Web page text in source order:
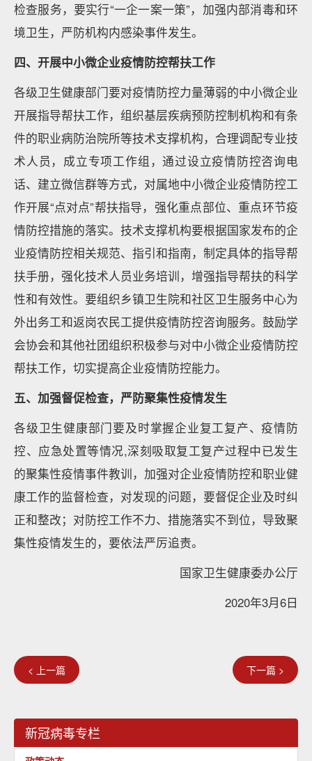
检查服务，要实行“一企一案一策”，加强内部消毒和环
境卫生，严防机构内感染事件发生。
四、开展中小微企业疫情防控帮扶工作
各级卫生健康部门要对疫情防控力量薄弱的中小微企业
开展指导帮扶工作，组织基层疾病预防控制机构和有条
件的职业病防治院所等技术支撑机构，合理调配专业技
术人员，成立专项工作组，通过设立疫情防控咨询电
话、建立微信群等方式，对属地中小微企业疫情防控工
作开展“点对点”帮扶指导，强化重点部位、重点环节疫
情防控措施的落实。技术支撑机构要根据国家发布的企
业疫情防控相关规范、指引和指南，制定具体的指导帮
扶手册，强化技术人员业务培训，增强指导帮扶的科学
性和有效性。要组织乡镇卫生院和社区卫生服务中心为
外出务工和返岗农民工提供疫情防控咨询服务。鼓励学
会协会和其他社团组织积极参与对中小微企业疫情防控
帮扶工作，切实提高企业疫情防控能力。
五、加强督促检查，严防聚集性疫情发生
各级卫生健康部门要及时掌握企业复工复产、疫情防
控、应急处置等情况,深刻吸取复工复产过程中已发生
的聚集性疫情事件教训，加强对企业疫情防控和职业健
康工作的监督检查，对发现的问题，要督促企业及时纠
正和整改；对防控工作不力、措施落实不到位，导致聚
集性疫情发生的，要依法严厉追责。
国家卫生健康委办公厅
2020年3月6日
< 上一篇 下一篇 >
新冠病毒专栏